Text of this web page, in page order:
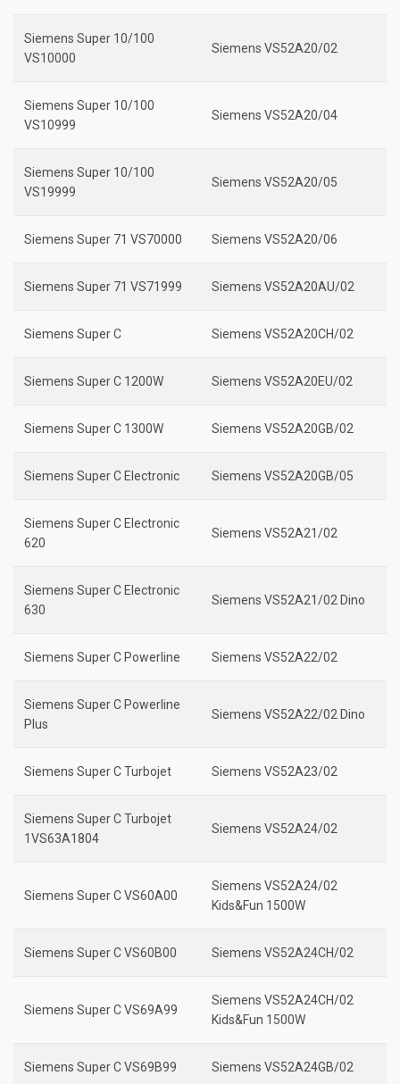
Siemens Super 10/100
VS10000
Siemens VS52A20/02
Siemens Super 10/100
VS10999
Siemens VS52A20/04
Siemens Super 10/100
VS19999
Siemens VS52A20/05
Siemens Super 71 VS70000 Siemens VS52A20/06
Siemens Super 71 VS71999 Siemens VS52A20AU/02
Siemens Super C Siemens VS52A20CH/02
Siemens Super C 1200W Siemens VS52A20EU/02
Siemens Super C 1300W Siemens VS52A20GB/02
Siemens Super C Electronic Siemens VS52A20GB/05
Siemens Super C Electronic
620
Siemens VS52A21/02
Siemens Super C Electronic
630
Siemens VS52A21/02 Dino
Siemens Super C Powerline Siemens VS52A22/02
Siemens Super C Powerline
Plus
Siemens VS52A22/02 Dino
Siemens Super C Turbojet Siemens VS52A23/02
Siemens Super C Turbojet
1VS63A1804
Siemens VS52A24/02
Siemens Super C VS60A00
Siemens VS52A24/02
Kids&Fun 1500W
Siemens Super C VS60B00 Siemens VS52A24CH/02
Siemens Super C VS69A99
Siemens VS52A24CH/02
Kids&Fun 1500W
Siemens Super C VS69B99 Siemens VS52A24GB/02